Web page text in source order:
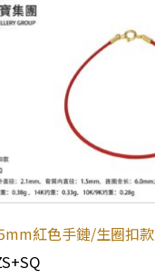
紅色手鏈/生圈扣款